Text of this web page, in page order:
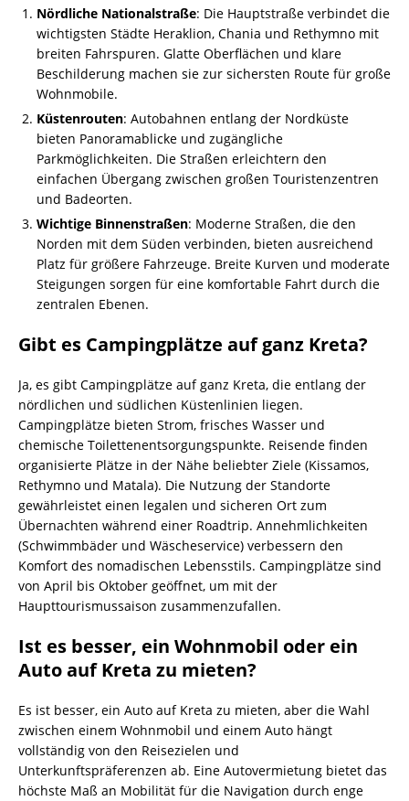
Nördliche Nationalstraße: Die Hauptstraße verbindet die
wichtigsten Städte Heraklion, Chania und Rethymno mit
breiten Fahrspuren. Glatte Oberflächen und klare
Beschilderung machen sie zur sichersten Route für große
Wohnmobile.
Küstenrouten: Autobahnen entlang der Nordküste
bieten Panoramablicke und zugängliche
Parkmöglichkeiten. Die Straßen erleichtern den
einfachen Übergang zwischen großen Touristenzentren
und Badeorten.
Wichtige Binnenstraßen: Moderne Straßen, die den
Norden mit dem Süden verbinden, bieten ausreichend
Platz für größere Fahrzeuge. Breite Kurven und moderate
Steigungen sorgen für eine komfortable Fahrt durch die
zentralen Ebenen.
Gibt es Campingplätze auf ganz Kreta?
Ja, es gibt Campingplätze auf ganz Kreta, die entlang der
nördlichen und südlichen Küstenlinien liegen.
Campingplätze bieten Strom, frisches Wasser und
chemische Toilettenentsorgungspunkte. Reisende finden
organisierte Plätze in der Nähe beliebter Ziele (Kissamos,
Rethymno und Matala). Die Nutzung der Standorte
gewährleistet einen legalen und sicheren Ort zum
Übernachten während einer Roadtrip. Annehmlichkeiten
(Schwimmbäder und Wäscheservice) verbessern den
Komfort des nomadischen Lebensstils. Campingplätze sind
von April bis Oktober geöffnet, um mit der
Haupttourismussaison zusammenzufallen.
Ist es besser, ein Wohnmobil oder ein
Auto auf Kreta zu mieten?
Es ist besser, ein Auto auf Kreta zu mieten, aber die Wahl
zwischen einem Wohnmobil und einem Auto hängt
vollständig von den Reisezielen und
Unterkunftspräferenzen ab. Eine Autovermietung bietet das
höchste Maß an Mobilität für die Navigation durch enge